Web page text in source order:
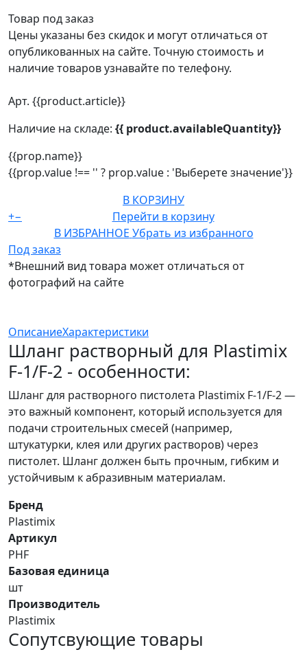
Товар под заказ
Цены указаны без скидок и могут отличаться от
опубликованных на сайте. Точную стоимость и
наличие товаров узнавайте по телефону.
Арт. {{product.article}}
Наличие на складе: {{ product.availableQuantity}}
{{prop.name}}
{{prop.value !== '' ? prop.value : 'Выберете значение'}}
В КОРЗИНУ
+−
Перейти в корзину
В ИЗБРАННОЕ Убрать из избранного
Под заказ
*Внешний вид товара может отличаться от
фотографий на сайте
ОписаниеХарактеристики
Шланг растворный для Plastimix
F-1/F-2 - особенности:
Шланг для растворного пистолета Plastimix F-1/F-2 —
это важный компонент, который используется для
подачи строительных смесей (например,
штукатурки, клея или других растворов) через
пистолет. Шланг должен быть прочным, гибким и
устойчивым к абразивным материалам.
Бренд
Plastimix
Артикул
PHF
Базовая единица
шт
Производитель
Plastimix
Сопутсвующие товары